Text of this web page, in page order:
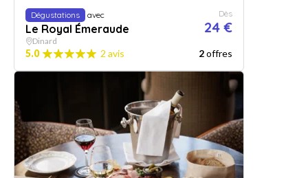
Dégustations avec
Le Royal Émeraude
Dès
24 €
Dinard
5.0 2 avis 2offres